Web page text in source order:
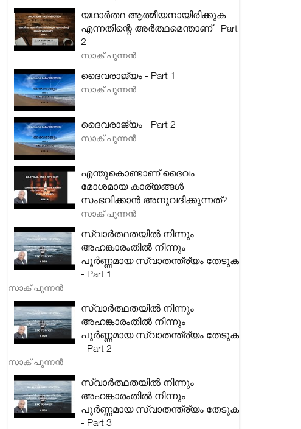
യഥാർത്ഥ ആത്മീയനായിരിക്കുക
എന്നതിന്റെ അർത്ഥമെന്താണ് - Part
2
സാക് പുന്നൻ
ദൈവരാജ്യം - Part 1
സാക് പുന്നൻ
ദൈവരാജ്യം - Part 2
സാക് പുന്നൻ
എന്തുകൊണ്ടാണ് ദൈവം
മോശമായ കാര്യങ്ങൾ
സംഭവിക്കാൻ അനുവദിക്കുന്നത്?
സാക് പുന്നൻ
സ്വാർത്ഥതയിൽ നിന്നും
അഹങ്കാരംതിൽ നിന്നും
പൂർണ്ണമായ സ്വാതന്ത്ര്യം തേടുക
- Part 1
സാക് പുന്നൻ
സ്വാർത്ഥതയിൽ നിന്നും
അഹങ്കാരംതിൽ നിന്നും
പൂർണ്ണമായ സ്വാതന്ത്ര്യം തേടുക
- Part 2
സാക് പുന്നൻ
സ്വാർത്ഥതയിൽ നിന്നും
അഹങ്കാരംതിൽ നിന്നും
പൂർണ്ണമായ സ്വാതന്ത്ര്യം തേടുക
- Part 3